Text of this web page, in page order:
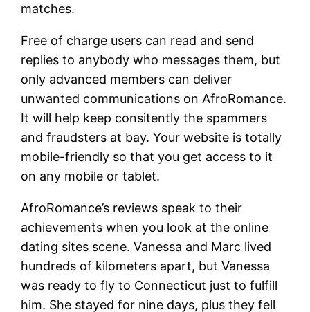
matches.
Free of charge users can read and send
replies to anybody who messages them, but
only advanced members can deliver
unwanted communications on AfroRomance.
It will help keep consitently the spammers
and fraudsters at bay. Your website is totally
mobile-friendly so that you get access to it
on any mobile or tablet.
AfroRomance’s reviews speak to their
achievements when you look at the online
dating sites scene. Vanessa and Marc lived
hundreds of kilometers apart, but Vanessa
was ready to fly to Connecticut just to fulfill
him. She stayed for nine days, plus they fell